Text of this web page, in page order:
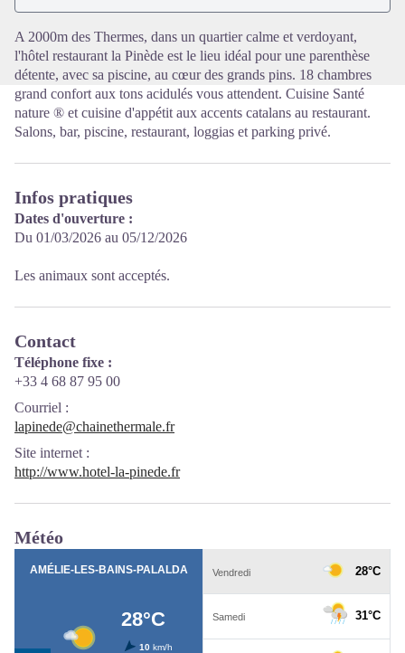
A 2000m des Thermes, dans un quartier calme et verdoyant,
l'hôtel restaurant la Pinède est le lieu idéal pour une parenthèse
détente, avec sa piscine, au cœur des grands pins. 18 chambres
grand confort aux tons acidulés vous attendent. Cuisine Santé
nature ® et cuisine d'appétit aux accents catalans au restaurant.
Salons, bar, piscine, restaurant, loggias et parking privé.
Infos pratiques
Dates d'ouverture :
Du 01/03/2026 au 05/12/2026
Les animaux sont acceptés.
Contact
Téléphone fixe :
+33 4 68 87 95 00
Courriel :
lapinede@chainethermale.fr
Site internet :
http://www.hotel-la-pinede.fr
Météo